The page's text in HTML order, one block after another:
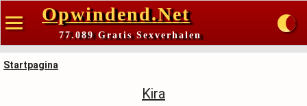
Opwindend.Net
77.089 Gratis Sexverhalen
Startpagina
Kira